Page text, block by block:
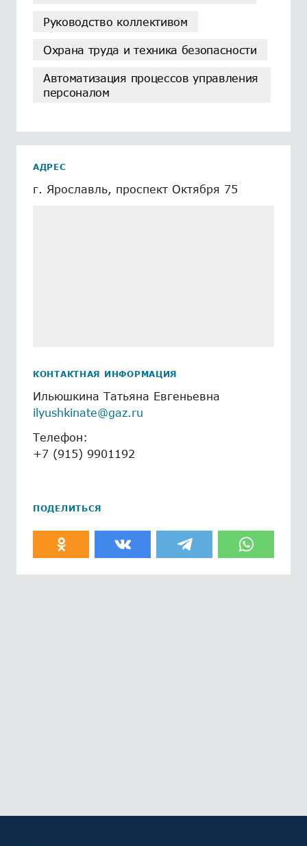
Руководство коллективом
Охрана труда и техника безопасности
Автоматизация процессов управления
персоналом
АДРЕС
г. Ярославль, проспект Октября 75
КОНТАКТНАЯ ИНФОРМАЦИЯ
Ильюшкина Татьяна Евгеньевна
ilyushkinate@gaz.ru
Телефон:
+7 (915) 9901192
ПОДЕЛИТЬСЯ